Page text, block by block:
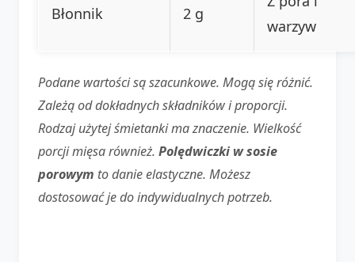
Błonnik 2 g
warzyw
Podane wartości są szacunkowe. Mogą się różnić.
Zależą od dokładnych składników i proporcji.
Rodzaj użytej śmietanki ma znaczenie. Wielkość
porcji mięsa również. Polędwiczki w sosie
porowym to danie elastyczne. Możesz
dostosować je do indywidualnych potrzeb.